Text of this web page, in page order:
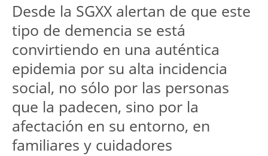
Desde la SGXX alertan de que este
tipo de demencia se está
convirtiendo en una auténtica
epidemia por su alta incidencia
social, no sólo por las personas
que la padecen, sino por la
afectación en su entorno, en
familiares y cuidadores